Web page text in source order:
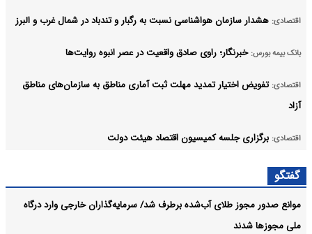
اقتصادی: هشدار سازمان هواشناسی نسبت به رگبار و تندباد در شمال غرب و البرز
بانک بیمه بورس: خبرنگار؛ راوی صادق واقعیت در عصر انبوه روایت‌ها
اقتصادی: تفویض اختیار تمدید مهلت ثبت آماری مناطق به سازمان‌های مناطق
آزاد
اقتصادی: برگزاری جلسه کمیسیون اقتصاد هیئت دولت
اقتصادی:
سود ۳۸۵۰ ریالی سهامداران
آرشیو
گفتگو
موانع صدور مجوز طلای آب‌شده برطرف شد/ سرمایه‌گذاران خارجی وارد درگاه
ملی مجوزها شدند